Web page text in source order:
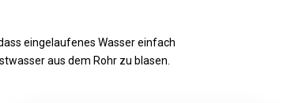
eingelaufenes Wasser einfach
aus dem Rohr zu blasen.